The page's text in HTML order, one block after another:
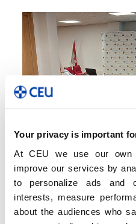
Your privacy is important
At CEU we use our own
improve our services by
to personalize ads and
interests, measure
about the audiences who
La parte central de la